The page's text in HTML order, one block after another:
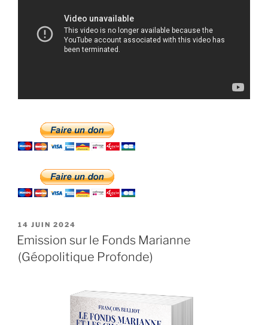
PUBLIÉ
LE
14 JUIN 2024
Emission sur le Fonds Marianne
(Géopolitique Profonde)